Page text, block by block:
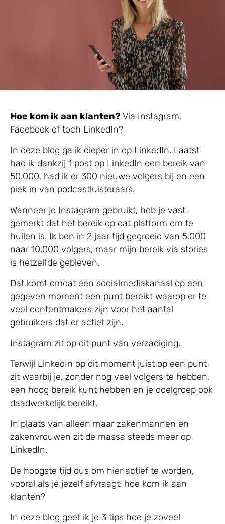
Hoe kom ik aan klanten?Via Instagram,
Facebook of toch LinkedIn?
In deze blog ga ik dieper in op LinkedIn. Laatst
had ik dankzij 1 post op LinkedIn een bereik van
50.000, had ik er 300 nieuwe volgers bij en een
piek in van podcastluisteraars.
Wanneer je Instagram gebruikt, heb je vast
gemerkt dat het bereik op dat platform om te
huilen is. Ik ben in 2 jaar tijd gegroeid van 5.000
naar 10.000 volgers, maar mijn bereik via stories
is hetzelfde gebleven.
Dat komt omdat een socialmediakanaal op een
gegeven moment een punt bereikt waarop er te
veel contentmakers zijn voor het aantal
gebruikers dat er actief zijn.
Instagram zit op dit punt van verzadiging.
Terwijl LinkedIn op dit moment juist op een punt
zit waarbij je, zonder nog veel volgers te hebben,
een hoog bereik kunt hebben en je doelgroep ook
daadwerkelijk bereikt.
In plaats van alleen maar zakenmannen en
zakenvrouwen zit de massa steeds meer op
LinkedIn.
De hoogste tijd dus om hier actief te worden,
vooral als je jezelf afvraagt: hoe kom ik aan
klanten?
In deze blog geef ik je 3 tips hoe je zoveel